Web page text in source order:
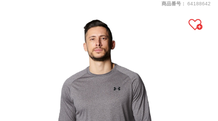
商品番号： 64188642